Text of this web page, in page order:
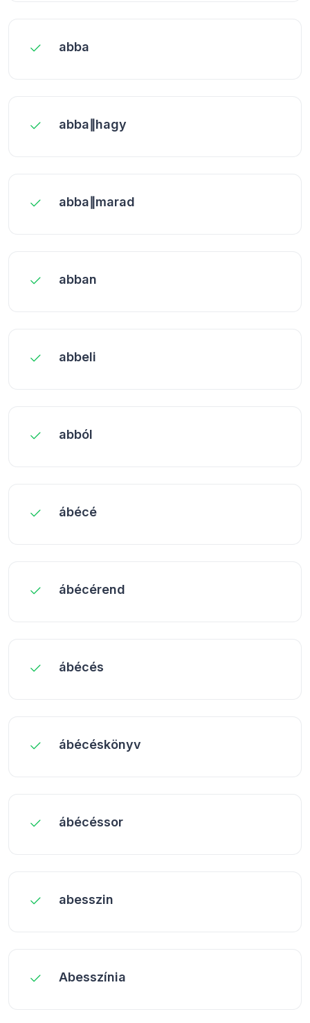
abba
abba∥hagy
abba∥marad
abban
abbeli
abból
ábécé
ábécérend
ábécés
ábécéskönyv
ábécéssor
abesszin
Abesszínia